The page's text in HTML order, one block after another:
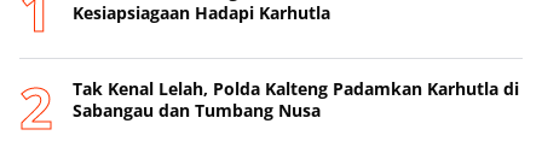
Kesiapsiagaan Hadapi Karhutla
Tak Kenal Lelah, Polda Kalteng Padamkan Karhutla di
Sabangau dan Tumbang Nusa